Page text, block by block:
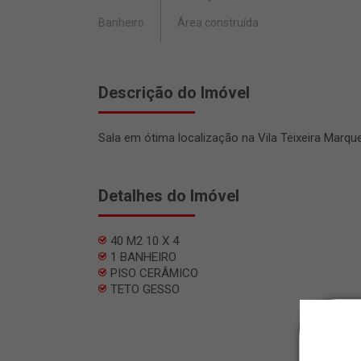
Banheiro Área construída
Descrição do Imóvel
Sala em ótima localização na Vila Teixeira
Detalhes do Imóvel
40 M2 10 X 4
1 BANHEIRO
PISO CERÂMICO
TETO GESSO